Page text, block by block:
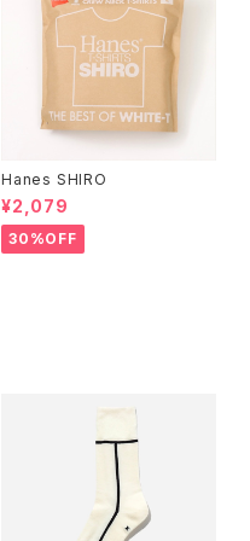
Hanes SHIRO
¥2,079
30%OFF